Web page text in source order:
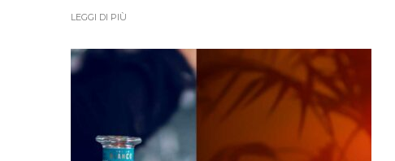
LEGGI DI PIÙ